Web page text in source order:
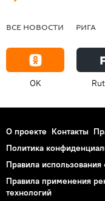
ВСЕ НОВОСТИ РИГА
OK
О проекте Контакты
Политика
Правила использования
Правила применения
технологий